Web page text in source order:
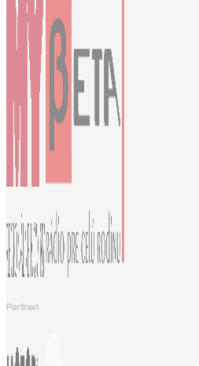
Partneri